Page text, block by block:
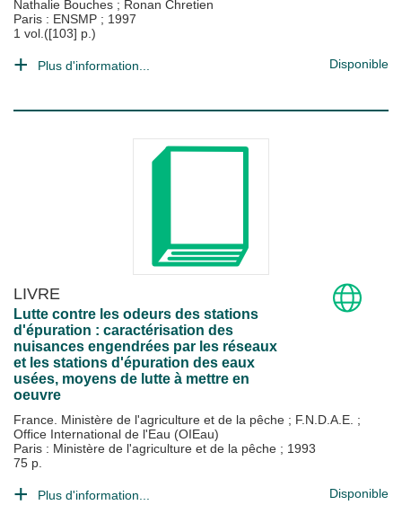
Nathalie Bouches ; Ronan Chretien
Paris : ENSMP ; 1997
1 vol.([103] p.)
Plus d'information... Disponible
LIVRE
Lutte contre les odeurs des stations
d'épuration : caractérisation des
nuisances engendrées par les réseaux
et les stations d'épuration des eaux
usées, moyens de lutte à mettre en
oeuvre
France. Ministère de l'agriculture et de la pêche ; F.N.D.A.E. ;
Office International de l'Eau (OIEau)
Paris : Ministère de l'agriculture et de la pêche ; 1993
75 p.
Plus d'information... Disponible